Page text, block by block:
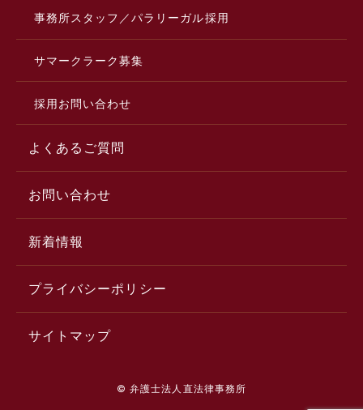
事務所スタッフ／パラリーガル採用
サマークラーク募集
採用お問い合わせ
よくあるご質問
お問い合わせ
新着情報
プライバシーポリシー
サイトマップ
© 弁護士法人直法律事務所